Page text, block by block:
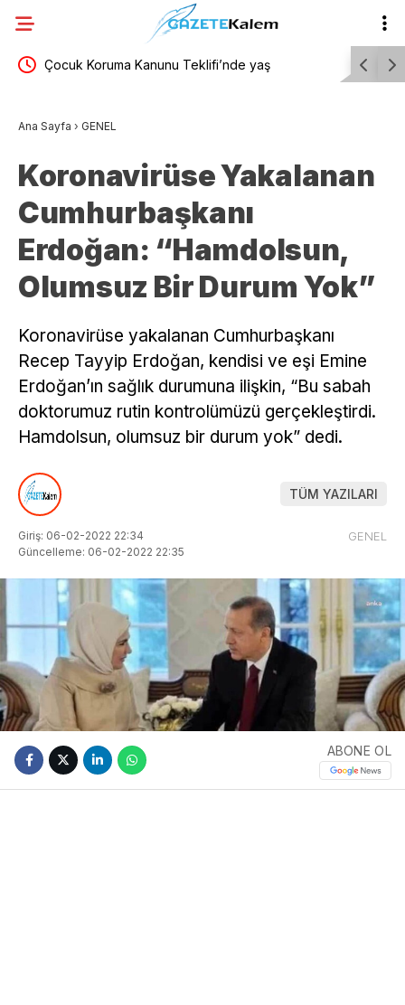
Polis Akademisi 3 bin 250 PMYO öğrencisi alacak Tayfun
Ana Sayfa › GENEL
Koronavirüse Yakalanan
Cumhurbaşkanı
Erdoğan: “Hamdolsun,
Olumsuz Bir Durum Yok”
Koronavirüse yakalanan Cumhurbaşkanı
Recep Tayyip Erdoğan, kendisi ve eşi Emine
Erdoğan’ın sağlık durumuna ilişkin, “Bu sabah
doktorumuz rutin kontrolümüzü gerçekleştirdi.
Hamdolsun, olumsuz bir durum yok” dedi.
TÜM YAZILARI
Giriş: 06-02-2022 22:34
Güncelleme: 06-02-2022 22:35
GENEL
ABONE OL